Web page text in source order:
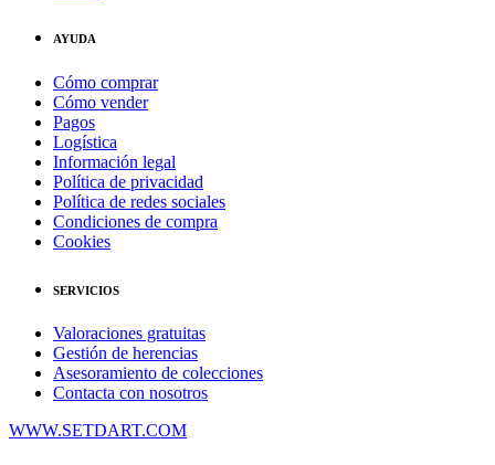
AYUDA
Cómo comprar
Cómo vender
Pagos
Logística
Información legal
Política de privacidad
Política de redes sociales
Condiciones de compra
Cookies
SERVICIOS
Valoraciones gratuitas
Gestión de herencias
Asesoramiento de colecciones
Contacta con nosotros
WWW.SETDART.COM